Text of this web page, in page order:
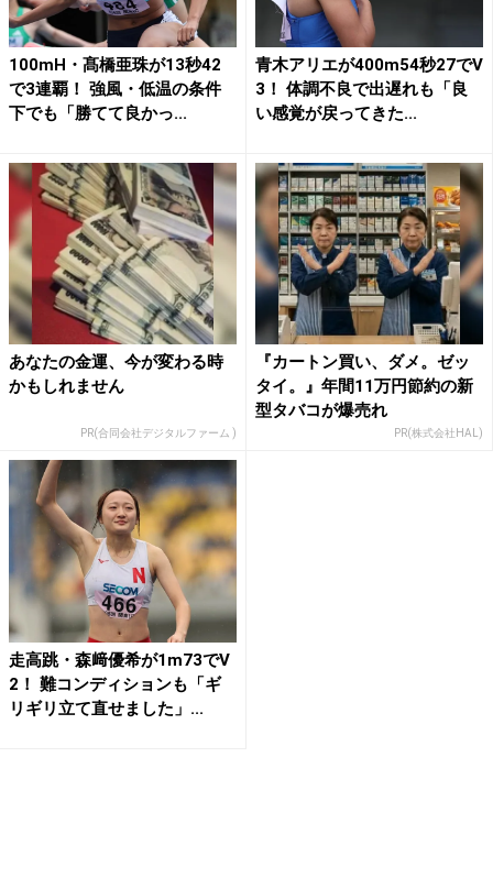
100mH・髙橋亜珠が13秒42
で3連覇！ 強風・低温の条件
下でも「勝てて良かっ...
青木アリエが400m54秒27でV
3！ 体調不良で出遅れも「良
い感覚が戻ってきた...
あなたの金運、今が変わる時
かもしれません
PR(合同会社デジタルファーム )
『カートン買い、ダメ。ゼッ
タイ。』年間11万円節約の新
型タバコが爆売れ
PR(株式会社HAL)
走高跳・森﨑優希が1m73でV
2！ 難コンディションも「ギ
リギリ立て直せました」...